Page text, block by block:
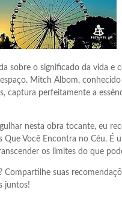
sobre o significado da vida e
Mitch Albom,
captura perfeitamente a
nesta obra tocante, eu
Que Você Encontra no Céu.
os limites do que
suas
juntos!